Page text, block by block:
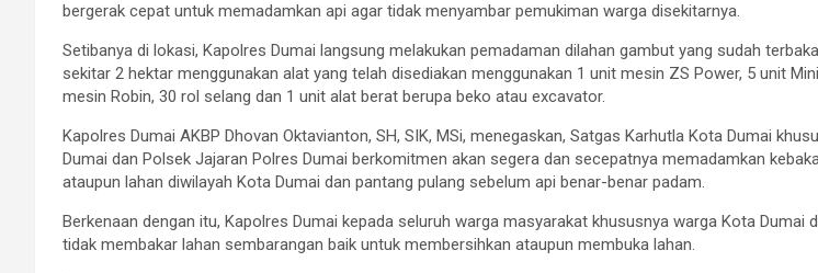
bergerak cepat untuk memadamkan api agar tidak menyambar pemukiman warga disekitarnya.
Setibanya di lokasi, Kapolres Dumai langsung melakukan pemadaman dilahan gambut yang sudah
sekitar 2 hektar menggunakan alat yang telah disediakan menggunakan 1 unit mesin ZS Power, 5 unit
mesin Robin, 30 rol selang dan 1 unit alat berat berupa beko atau excavator.
Kapolres Dumai AKBP Dhovan Oktavianton, SH, SIK, MSi, menegaskan, Satgas Karhutla Kota Dumai
Dumai dan Polsek Jajaran Polres Dumai berkomitmen akan segera dan secepatnya memadamkan
ataupun lahan diwilayah Kota Dumai dan pantang pulang sebelum api benar-benar padam.
Berkenaan dengan itu, Kapolres Dumai kepada seluruh warga masyarakat khususnya warga Kota Dumai
tidak membakar lahan sembarangan baik untuk membersihkan ataupun membuka lahan.